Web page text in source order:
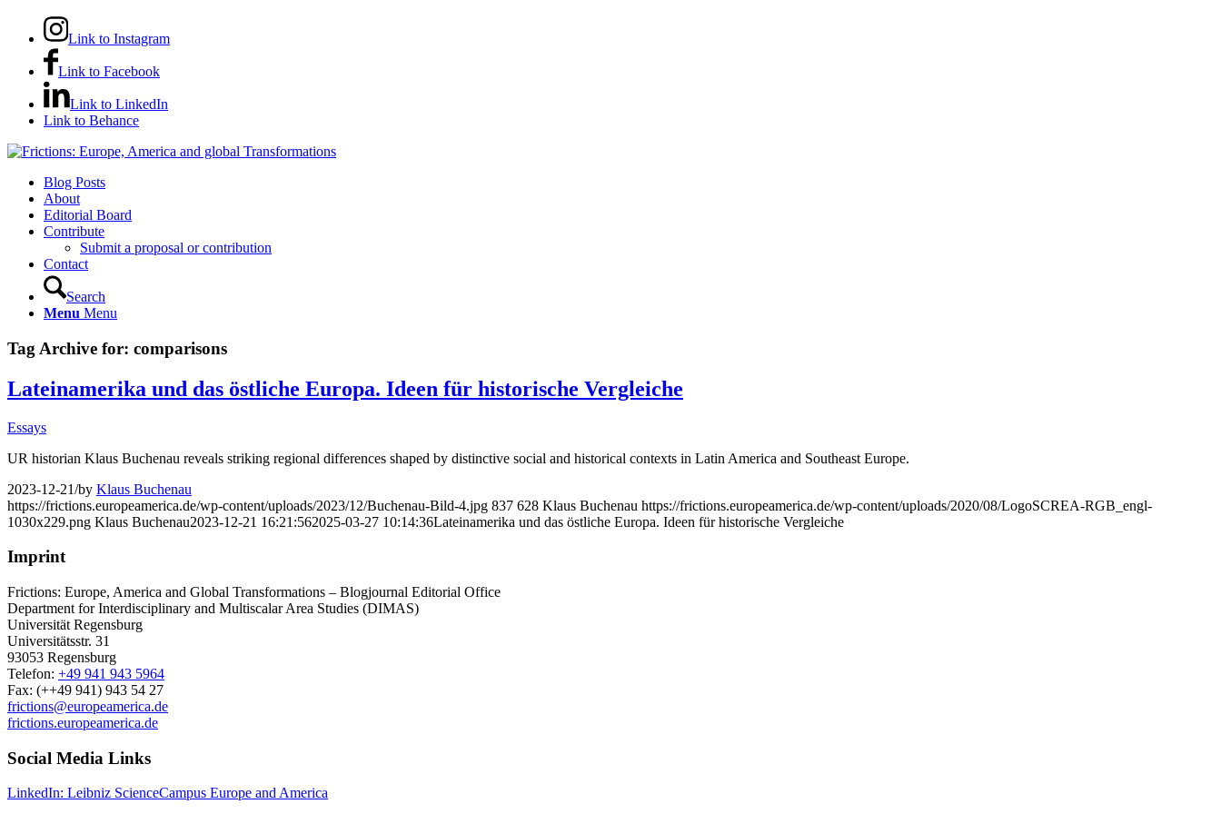
Link to Instagram
Link to Facebook
Link to LinkedIn
Link to Behance
Blog Posts
About
Editorial Board
Contribute
Submit a proposal or contribution
Contact
Search
Menu Menu
Tag Archive for: comparisons
Lateinamerika und das östliche Europa. Ideen für historische Vergleiche
Essays
UR historian Klaus Buchenau reveals striking regional differences shaped by distinctive social and historical contexts in Latin America and Southeast Europe.
2023-12-21/by Klaus Buchenau
https://frictions.europeamerica.de/wp-content/uploads/2023/12/Buchenau-Bild-4.jpg 837 628 Klaus Buchenau https://frictions.europeamerica.de/wp-content/uploads/2020/08/LogoSCREA-RGB_engl-
1030x229.png Klaus Buchenau2023-12-21 16:21:562025-03-27 10:14:36Lateinamerika und das östliche Europa. Ideen für historische Vergleiche
Imprint
Frictions: Europe, America and Global Transformations – Blogjournal Editorial Office
Department for Interdisciplinary and Multiscalar Area Studies (DIMAS)
Universität Regensburg
Universitätsstr. 31
93053 Regensburg
Telefon: +49 941 943 5964
Fax: (++49 941) 943 54 27
frictions@europeamerica.de
frictions.europeamerica.de
Social Media Links
LinkedIn: Leibniz ScienceCampus Europe and America